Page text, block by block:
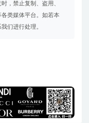
，禁止复制、盗用、
类媒体平台。如若本
们进行处理。